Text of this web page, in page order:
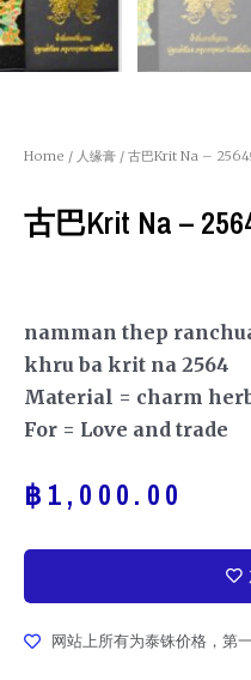
Home / 人缘膏 / 古巴Krit Na – 2564
古巴Krit Na –
namman thep
khru ba krit na 2564
Material = charm
For = Love and trade
฿ 1,000.00
网站上所有为泰铢价格，第